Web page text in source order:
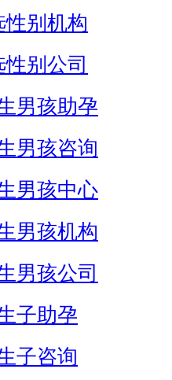
别机构
别公司
男孩助孕
男孩咨询
男孩中心
男孩机构
男孩公司
子助孕
子咨询